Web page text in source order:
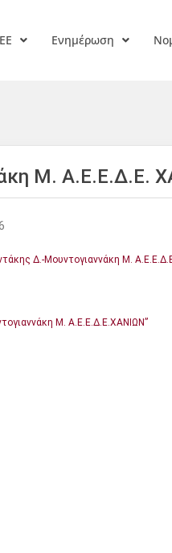
Ενημέρωση
Μ. Α.Ε.Ε.Δ.Ε.
Δ.-Μουντογιαννάκη Μ.
Μ. Α.Ε.Ε.Δ.Ε.ΧΑΝΙΩΝ”